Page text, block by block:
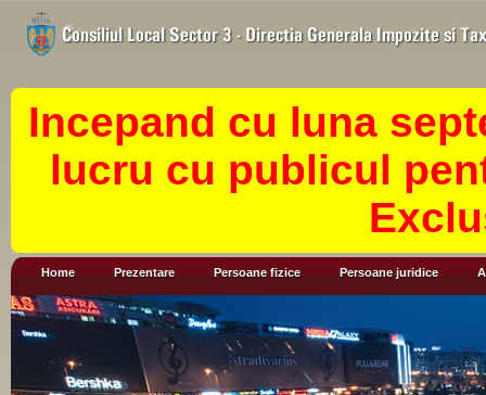
Incepand cu luna
lucru cu publicul
Home Prezentare Persoane fizice Persoane juridice